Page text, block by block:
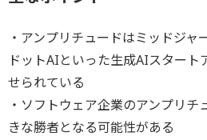
・アンプリチュードはミッドジャ
ドットAIといった生成AIスタート
せられている
・ソフトウェア企業のアンプリ
きな勝者となる可能性がある